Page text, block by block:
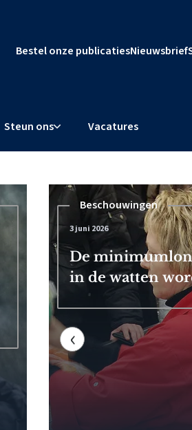
Bestel onze publicatiesNieuwsbrief
Steun ons Vacatures
Beschouwingen
3 juni 2026
De
in de watten
‹